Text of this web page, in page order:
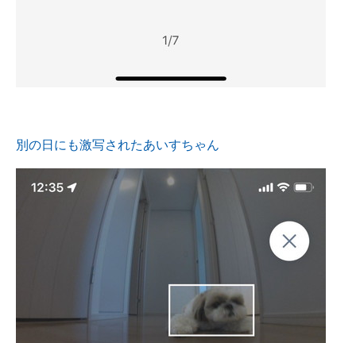
別の日にも激写されたあいすちゃん